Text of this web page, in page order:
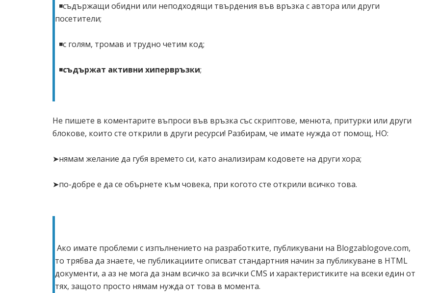
◾съдържащи обидни или неподходящи твърдения във връзка с автора или други
посетители;
◾с голям, тромав и трудно четим код;
◾съдържат активни хипервръзки;
Не пишете в коментарите въпроси във връзка със скриптове, менюта, притурки или други
блокове, които сте открили в други ресурси! Разбирам, че имате нужда от помощ, НО:
➤нямам желание да губя времето си, като анализирам кодовете на други хора;
➤по-добре е да се обърнете към човека, при когото сте открили всичко това.
Ако имате проблеми с изпълнението на разработките, публикувани на Blogzablogove.com,
то трябва да знаете, че публикациите описват стандартния начин за публикуване в HTML
документи, а аз не мога да знам всичко за всички CMS и характеристиките на всеки един от
тях, защото просто нямам нужда от това в момента.